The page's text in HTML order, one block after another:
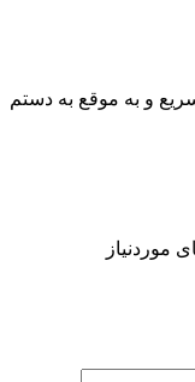
و به موقع به دستم
موردنیاز